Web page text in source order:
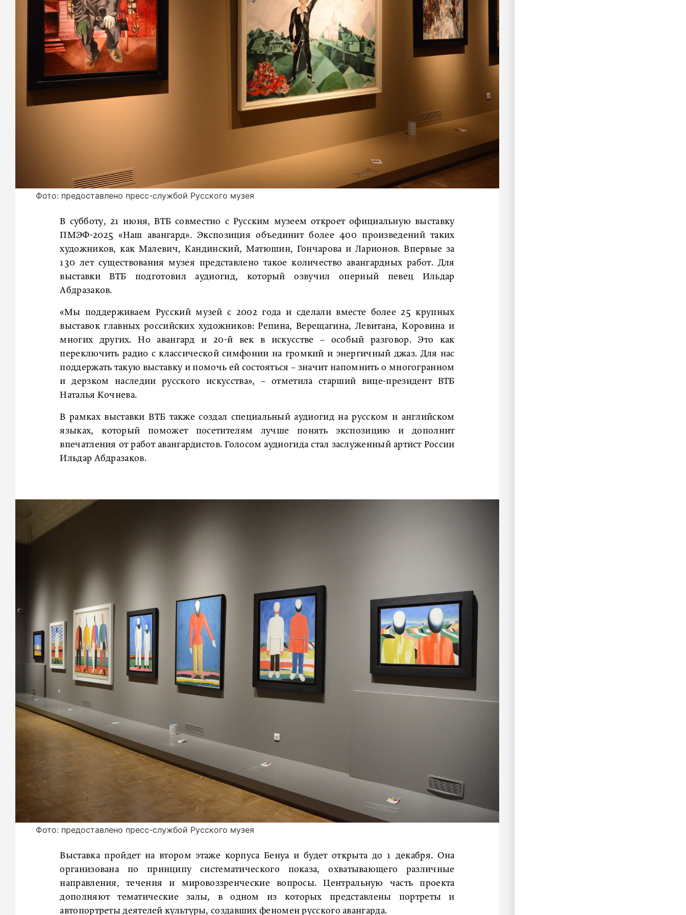
Фото: предоставлено пресс-службой Русского музея
В субботу, 21 июня, ВТБ совместно с Русским музеем откроет официальную выставку
ПМЭФ-2025 «Наш авангард». Экспозиция объединит более 400 произведений таких
художников, как Малевич, Кандинский, Матюшин, Гончарова и Ларионов. Впервые за
130 лет существования музея представлено такое количество авангардных работ. Для
выставки ВТБ подготовил аудиогид, который озвучил оперный певец Ильдар
Абдразаков.
«Мы поддерживаем Русский музей с 2002 года и сделали вместе более 25 крупных
выставок главных российских художников: Репина, Верещагина, Левитана, Коровина и
многих других. Но авангард и 20-й век в искусстве – особый разговор. Это как
переключить радио с классической симфонии на громкий и энергичный джаз. Для нас
поддержать такую выставку и помочь ей состояться – значит напомнить о многогранном
и дерзком наследии русского искусства», – отметила старший вице-президент ВТБ
Наталья Кочнева.
В рамках выставки ВТБ также создал специальный аудиогид на русском и английском
языках, который поможет посетителям лучше понять экспозицию и дополнит
впечатления от работ авангардистов. Голосом аудиогида стал заслуженный артист России
Ильдар Абдразаков.
Фото: предоставлено пресс-службой Русского музея
Выставка пройдет на втором этаже корпуса Бенуа и будет открыта до 1 декабря. Она
организована по принципу систематического показа, охватывающего различные
направления, течения и мировоззренческие вопросы. Центральную часть проекта
дополняют тематические залы, в одном из которых представлены портреты и
автопортреты деятелей культуры, создавших феномен русского авангарда.